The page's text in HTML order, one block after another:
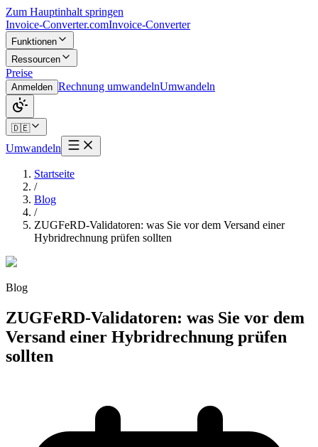
Zum Hauptinhalt springen
Invoice-Converter.comInvoice-Converter
Funktionen
Ressourcen
Preise
Anmelden Rechnung umwandelnUmwandeln
🇩🇪
Umwandeln
Startseite
/
Blog
/
ZUGFeRD-Validatoren: was Sie vor dem Versand einer
Hybridrechnung prüfen sollten
Blog
ZUGFeRD-Validatoren: was Sie vor dem
Versand einer Hybridrechnung prüfen
sollten